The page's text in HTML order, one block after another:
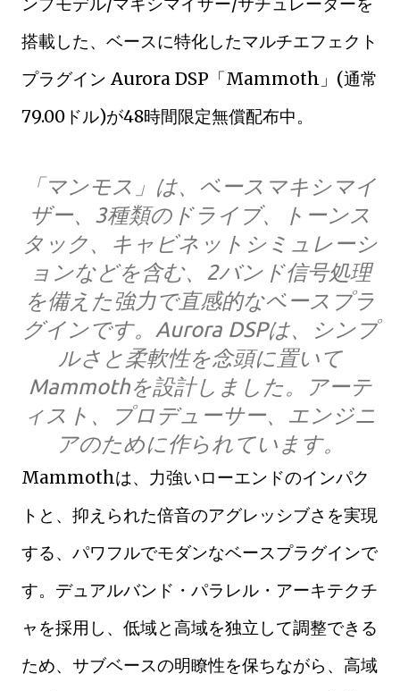
搭載した、ベースに特化したマルチエフェクト
プラグイン Aurora DSP「Mammoth」(通常
79.00ドル)が48時間限定無償配布中。
「マンモス」は、ベースマキシマイ
ザー、3種類のドライブ、トーンス
タック、キャビネットシミュレーシ
ョンなどを含む、2バンド信号処理
を備えた強力で直感的なベースプラ
グインです。Aurora DSPは、シンプ
ルさと柔軟性を念頭に置いて
Mammothを設計しました。アーテ
ィスト、プロデューサー、エンジニ
アのために作られています。
Mammothは、力強いローエンドのインパク
トと、抑えられた倍音のアグレッシブさを実現
する、パワフルでモダンなベースプラグインで
す。デュアルバンド・パラレル・アーキテクチ
ャを採用し、低域と高域を独立して調整できる
ため、サブベースの明瞭性を保ちながら、高域